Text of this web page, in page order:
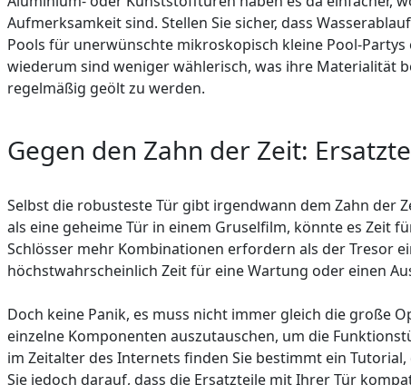
Aufmerksamkeit sind. Stellen Sie sicher, dass
Pools für unerwünschte mikroskopisch kleine Pool-
wiederum sind weniger wählerisch, was ihre Materialität
regelmäßig geölt zu werden.
Gegen den Zahn der Zeit:
Selbst die robusteste Tür gibt irgendwann dem Zahn der
als eine geheime Tür in einem Gruselfilm, könnte es Zeit
Schlösser mehr Kombinationen erfordern als der Tresor
höchstwahrscheinlich Zeit für eine Wartung oder einen
Doch keine Panik, es muss nicht immer gleich die große
einzelne Komponenten auszutauschen, um die
im Zeitalter des Internets finden Sie bestimmt ein
Sie jedoch darauf, dass die Ersatzteile mit Ihrer Tür